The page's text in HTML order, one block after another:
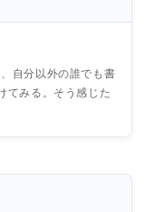
自分以外の誰でも書
てみる。そう感じた